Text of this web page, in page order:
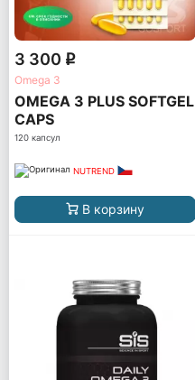
3 300 q
Omega 3
OMEGA 3 PLUS SOFTGEL
CAPS
120 капсул
NUTREND
В корзину